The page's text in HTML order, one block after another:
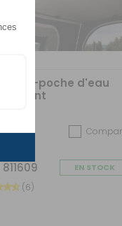
anti-poche d'eau
auvent
EN STOCK
(6)